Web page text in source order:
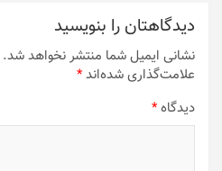
دیدگاهتان را بنویسید
نشانی ایمیل شما منتشر نخواهد شد.
علامت‌گذاری شده‌اند*
دیدگاه*